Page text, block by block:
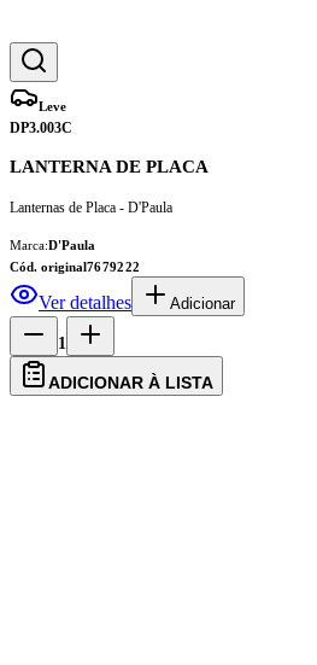
Leve
DP3.003C
LANTERNA DE PLACA
Lanternas de Placa - D'Paula
Marca:D'Paula
Cód. original7679222
Ver detalhes Adicionar
1
ADICIONAR À LISTA